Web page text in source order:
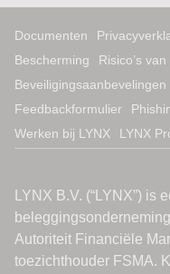
Documenten
Bescherming
Risico’s
Beveiligingsaanbevelingen
Feedbackformulier
Werken bij LYNX
LYNX